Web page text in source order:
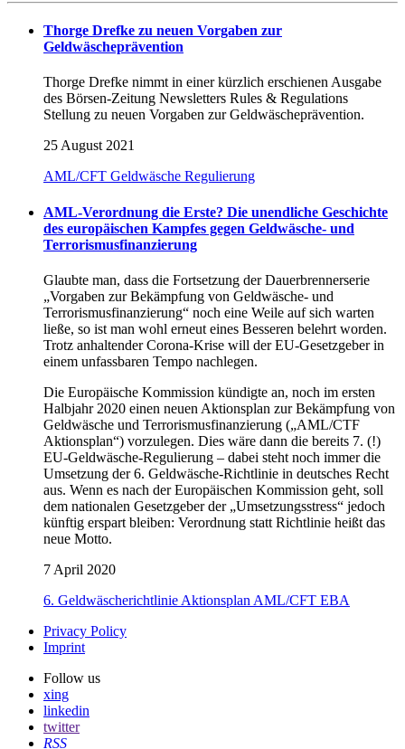
Thorge Drefke zu neuen Vorgaben zur
Geldwäscheprävention
Thorge Drefke nimmt in einer kürzlich erschienen Ausgabe
des Börsen-Zeitung Newsletters Rules & Regulations
Stellung zu neuen Vorgaben zur Geldwäscheprävention.
25 August 2021
AML/CFT Geldwäsche Regulierung
AML-Verordnung die Erste? Die unendliche Geschichte
des europäischen Kampfes gegen Geldwäsche- und
Terrorismusfinanzierung
Glaubte man, dass die Fortsetzung der Dauerbrennerserie
„Vorgaben zur Bekämpfung von Geldwäsche- und
Terrorismusfinanzierung“ noch eine Weile auf sich warten
ließe, so ist man wohl erneut eines Besseren belehrt worden.
Trotz anhaltender Corona-Krise will der EU-Gesetzgeber in
einem unfassbaren Tempo nachlegen.
Die Europäische Kommission kündigte an, noch im ersten
Halbjahr 2020 einen neuen Aktionsplan zur Bekämpfung von
Geldwäsche und Terrorismusfinanzierung („AML/CTF
Aktionsplan“) vorzulegen. Dies wäre dann die bereits 7. (!)
EU-Geldwäsche-Regulierung – dabei steht noch immer die
Umsetzung der 6. Geldwäsche-Richtlinie in deutsches Recht
aus. Wenn es nach der Europäischen Kommission geht, soll
dem nationalen Gesetzgeber der „Umsetzungsstress“ jedoch
künftig erspart bleiben: Verordnung statt Richtlinie heißt das
neue Motto.
7 April 2020
6. Geldwäscherichtlinie Aktionsplan AML/CFT EBA
Privacy Policy
Imprint
Follow us
xing
linkedin
twitter
RSS